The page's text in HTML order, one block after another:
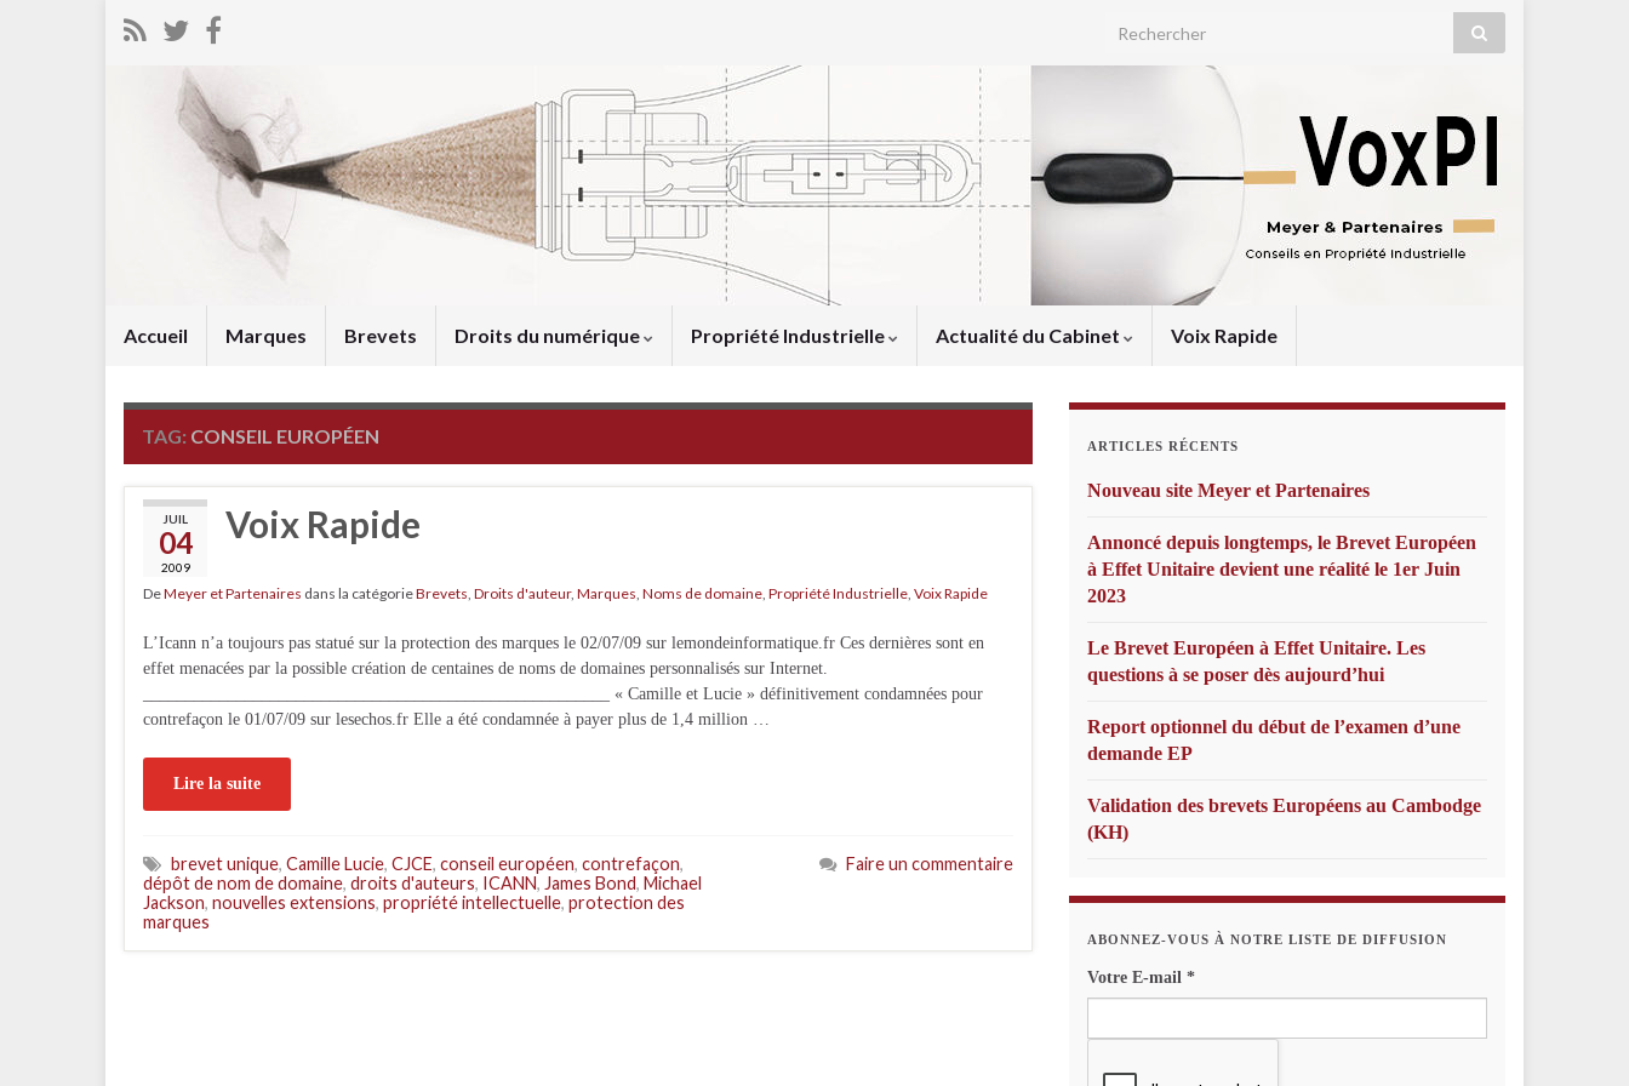
Search for:
Accueil Marques Brevets Droits du numérique Propriété Industrielle Actualité du Cabinet Voix Rapide
TAG: CONSEIL EUROPÉEN
JUIL
04
2009
Voix Rapide
DeMeyer et Partenaires dans la catégorieBrevets, Droits d'auteur, Marques, Noms de domaine, Propriété Industrielle, Voix Rapide
L’Icann n’a toujours pas statué sur la protection des marques le 02/07/09 sur lemondeinformatique.fr Ces dernières sont en
effet menacées par la possible création de centaines de noms de domaines personnalisés sur Internet.
_______________________________________________________ « Camille et Lucie » définitivement condamnées pour
contrefaçon le 01/07/09 sur lesechos.fr Elle a été condamnée à payer plus de 1,4 million …
Lire la suite
brevet unique, Camille Lucie, CJCE, conseil européen, contrefaçon,
dépôt de nom de domaine, droits d'auteurs, ICANN, James Bond, Michael
Jackson, nouvelles extensions, propriété intellectuelle, protection des
marques
Faire un commentaire
ARTICLES RÉCENTS
Nouveau site Meyer et Partenaires
Annoncé depuis longtemps, le Brevet Européen
à Effet Unitaire devient une réalité le 1er Juin
2023
Le Brevet Européen à Effet Unitaire. Les
questions à se poser dès aujourd’hui
Report optionnel du début de l’examen d’une
demande EP
Validation des brevets Européens au Cambodge
(KH)
ABONNEZ-VOUS À NOTRE LISTE DE DIFFUSION
Votre E-mail *